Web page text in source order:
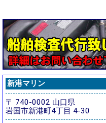
新港マリン
〒 740-0002 山口県
岩国市新港町4丁目 4-30